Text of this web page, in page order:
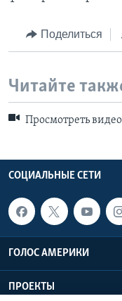
Поделиться
Читайте
Просмотреть
СОЦИАЛЬНЫЕ СЕТИ
ГОЛОС АМЕРИКИ
ПРОЕКТЫ